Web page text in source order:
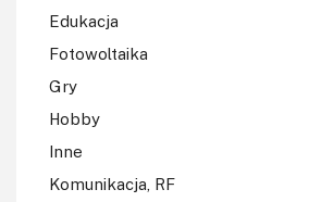
Edukacja
Fotowoltaika
Gry
Hobby
Inne
Komunikacja, RF